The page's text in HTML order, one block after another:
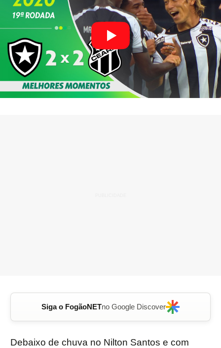
Siga o FogãoNETno Google Discover
Debaixo de chuva no Nilton Santos e com